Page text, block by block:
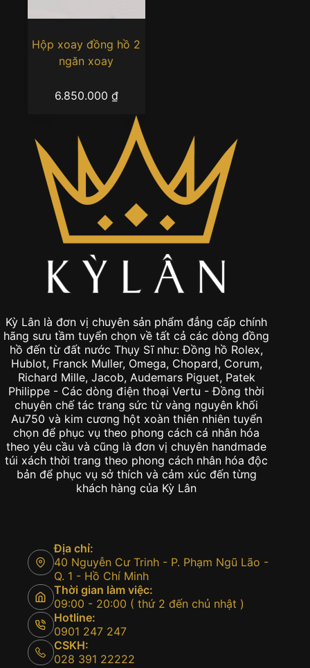
Hộp xoay đồng hồ 2
ngăn xoay
6.850.000 ₫
Kỳ Lân là đơn vị chuyên sản phẩm đẳng cấp chính
hãng sưu tầm tuyển chọn về tất cả các dòng đồng
hồ đến từ đất nước Thụy Sĩ như: Đồng hồ Rolex,
Hublot, Franck Muller, Omega, Chopard, Corum,
Richard Mille, Jacob, Audemars Piguet, Patek
Philippe - Các dòng điện thoại Vertu - Đồng thời
chuyên chế tác trang sức từ vàng nguyên khối
Au750 và kim cương hột xoàn thiên nhiên tuyển
chọn để phục vụ theo phong cách cá nhân hóa
theo yêu cầu và cũng là đơn vị chuyên handmade
túi xách thời trang theo phong cách nhân hóa độc
bản để phục vụ sở thích và cảm xúc đến từng
khách hàng của Kỳ Lân
Địa chỉ:
40 Nguyễn Cư Trinh - P. Phạm Ngũ Lão -
Q. 1 - Hồ Chí Minh
Thời gian làm việc:
09:00 - 20:00 ( thứ 2 đến chủ nhật )
Hotline:
0901 247 247
CSKH:
028 391 22222